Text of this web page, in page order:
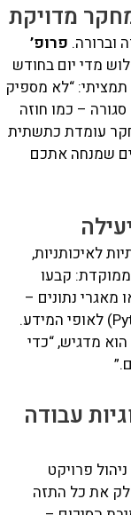
מדויקת
פרופ’
מדי יום בחודש
“לא מספיק
– כמו חוזה
עומדת כתשתית
שמנחה אתכם
לאיכותניות,
קבעו
נתונים –
והתאימו את שיטת הניתוח (SPSS, R או Python) לאופי המידע.
מדגיש, “כדי
עבודה
פרויקט
את כל התזה